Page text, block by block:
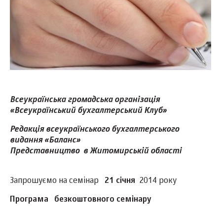
Всеукраїнська громадська організація
«Всеукраїнський бухгалтерський Клуб»
Редакція всеукраїнського бухгалтерського
видання «Баланс»
Представництво в Житомирській області
Запрошуємо на семінар 21 січня 2014 року
Програма безкоштовного семінару